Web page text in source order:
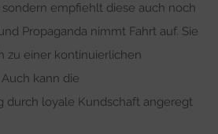
empfiehlt diese auch noch
Propaganda nimmt Fahrt auf. Sie
zu einer kontinuierlichen
kann die
durch loyale Kundschaft angeregt